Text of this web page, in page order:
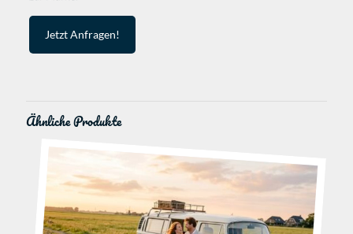
Jetzt Anfragen!
Ähnliche Produkte